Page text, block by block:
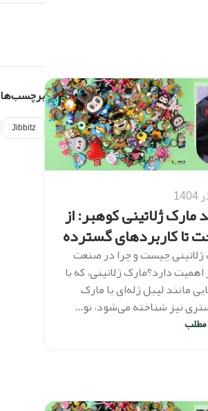
مارک ژلاتینی کوهبر: از
تا کاربردهای گسترده
چیست و چرا در صنعت
اهمیت دارد؟مارک ژلاتینی، که با
مانند لیبل ژله‌ای یا مارک
نیز شناخته می‌شود، نو...
مطلب
برچسب‌ها
Jibbitz